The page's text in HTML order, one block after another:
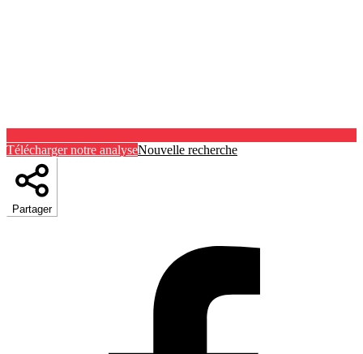
Télécharger notre analyseNouvelle recherche
Partager